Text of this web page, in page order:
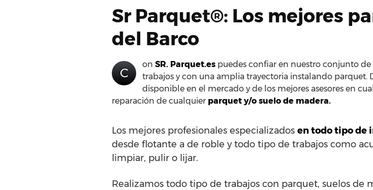
Sr Parquet®: Los mejores
del Barco
C
on SR. Parquet.es puedes confiar en nuestro conjunto
trabajos y con una amplia trayectoria instalando
disponible en el mercado y de los mejores asesores en
reparación de cualquier parquet y/o suelo de madera.
Los mejores profesionales especializados en todo tipo de
desde flotante a de roble y todo tipo de trabajos como
limpiar, pulir o lijar.
Realizamos todo tipo de trabajos con parquet, suelos de